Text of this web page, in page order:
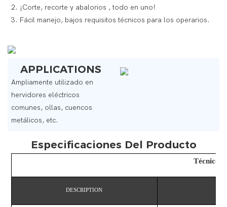
2. ¡Corte, recorte y abalorios , todo en uno!
3. Fácil manejo, bajos requisitos técnicos para los operarios.
APPLICATIONS
Ampliamente utilizado en
hervidores eléctricos
comunes, ollas, cuencos
metálicos, etc.
Especificaciones Del Producto
Técnico
DESCRIPTION